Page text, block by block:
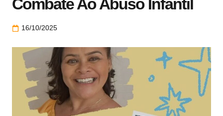
Combate Ao Abuso Infantil
16/10/2025